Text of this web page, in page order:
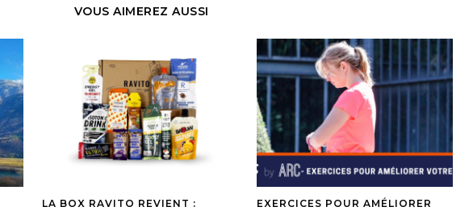
VOUS AIMEREZ AUSSI
LA BOX RAVITO REVIENT :
EXERCICES POUR AMÉLIORER